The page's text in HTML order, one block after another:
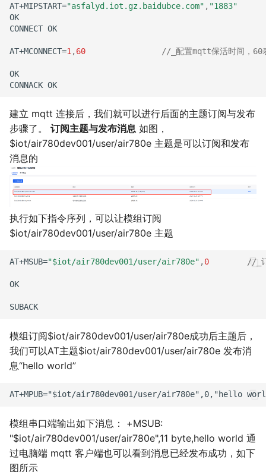
AT+MIPSTART="asfalyd.iot.gz.baidubce.com" , "1883"
OK
CONNECT OK
AT+MCONNECT=1 , 60 //_配置mqtt保活时间，60
OK
CONNACK OK
建立 mqtt 连接后，我们就可以进行后面的主题订阅与发布
步骤了。 订阅主题与发布消息 如图，
$iot/air780dev001/user/air780e 主题是可以订阅和发布
消息的
执行如下指令序列，可以让模组订阅
$iot/air780dev001/user/air780e 主题
AT+MSUB="$iot/air780dev001/user/air780e" , 0 //_
OK
SUBACK
模组订阅$iot/air780dev001/user/air780e成功后主题后，
我们可以AT主题$iot/air780dev001/user/air780e 发布消
息“hello world”
模组串口端输出如下消息： +MSUB:
"$iot/air780dev001/user/air780e",11 byte,hello world 通
过电脑端 mqtt 客户端也可以看到消息已经发布成功，如下
图所示